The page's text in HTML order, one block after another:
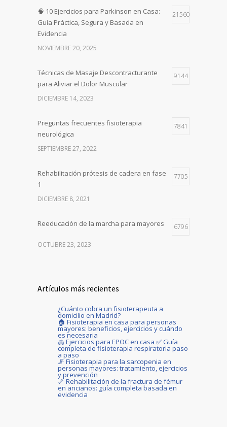
🧠 10 Ejercicios para Parkinson en Casa:
Guía Práctica, Segura y Basada en
Evidencia
21560
NOVIEMBRE 20, 2025
Técnicas de Masaje Descontracturante
para Aliviar el Dolor Muscular
9144
DICIEMBRE 14, 2023
Preguntas frecuentes fisioterapia
neurológica
7841
SEPTIEMBRE 27, 2022
Rehabilitación prótesis de cadera en fase
1
7705
DICIEMBRE 8, 2021
Reeducación de la marcha para mayores 6796
OCTUBRE 23, 2023
Artículos más recientes
¿Cuánto cobra un fisioterapeuta a
domicilio en Madrid?
🏠 Fisioterapia en casa para personas
mayores: beneficios, ejercicios y cuándo
es necesaria
🫁 Ejercicios para EPOC en casa ✅ Guía
completa de fisioterapia respiratoria paso
a paso
🦵 Fisioterapia para la sarcopenia en
personas mayores: tratamiento, ejercicios
y prevención
🦴 Rehabilitación de la fractura de fémur
en ancianos: guía completa basada en
evidencia